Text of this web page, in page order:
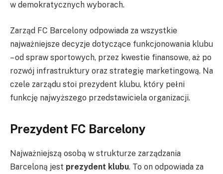
w demokratycznych wyborach.
Zarząd FC Barcelony odpowiada za wszystkie
najważniejsze decyzje dotyczące funkcjonowania klubu
– od spraw sportowych, przez kwestie finansowe, aż po
rozwój infrastruktury oraz strategię marketingową. Na
czele zarządu stoi prezydent klubu, który pełni
funkcję najwyższego przedstawiciela organizacji.
Prezydent FC Barcelony
Najważniejszą osobą w strukturze zarządzania
Barceloną jest prezydent klubu. To on odpowiada za